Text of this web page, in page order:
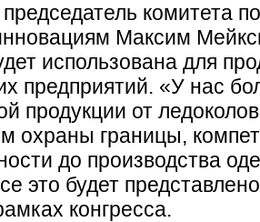
председатель комитета
Максим
использована для
предприятий. «У нас
продукции от
охраны границы,
до производства
это будет
конгресса.